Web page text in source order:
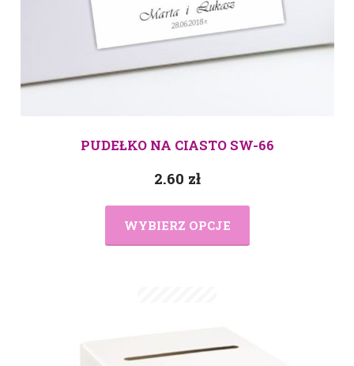
PUDEŁKO NA CIASTO SW-66
2.60 zł
WYBIERZ OPCJE